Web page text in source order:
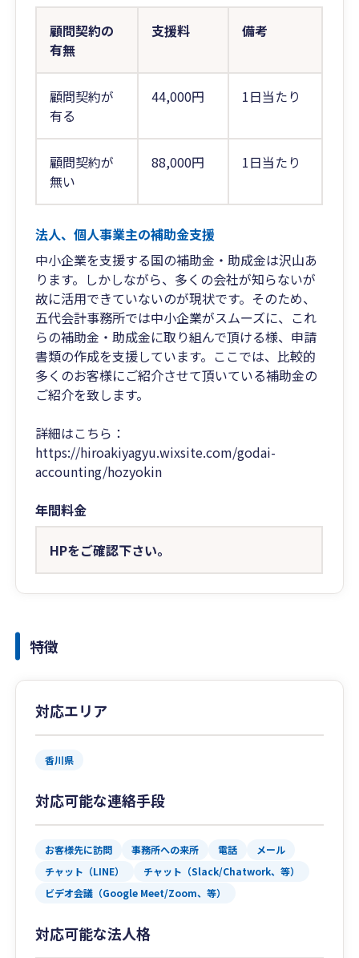
顧問契約の
有無
支援料 備考
顧問契約が
有る
44,000円 1日当たり
顧問契約が
無い
88,000円 1日当たり
法人、個人事業主の補助金支援
中小企業を支援する国の補助金・助成金は沢山あ
ります。しかしながら、多くの会社が知らないが
故に活用できていないのが現状です。そのため、
五代会計事務所では中小企業がスムーズに、これ
らの補助金・助成金に取り組んで頂ける様、申請
書類の作成を支援しています。ここでは、比較的
多くのお客様にご紹介させて頂いている補助金の
ご紹介を致します。
詳細はこちら：
https://hiroakiyagyu.wixsite.com/godai-
accounting/hozyokin
年間料金
HPをご確認下さい。
特徴
対応エリア
香川県
対応可能な連絡手段
お客様先に訪問 事務所への来所 電話
メール
チャット（LINE）
チャット（Slack/Chatwork、等）
ビデオ会議（Google Meet/Zoom、等）
対応可能な法人格